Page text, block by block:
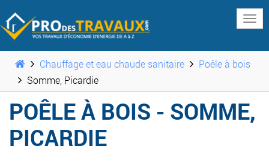
Chauffage et eau chaude sanitaire
Poêle à bois
Somme, Picardie
POÊLE À BOIS - SOMME,
PICARDIE